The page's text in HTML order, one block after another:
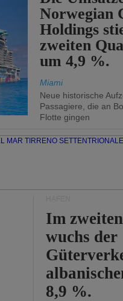
Norwegian
Holdings
zweiten
um 4,9 %.
Miami
Neue historische
Passagiere, die an
Flotte gingen
Im
wuchs der
8,9 %.